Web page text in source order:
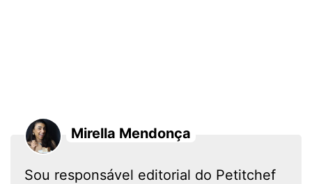
Mirella Mendonça
Sou responsável editorial do Petitchef